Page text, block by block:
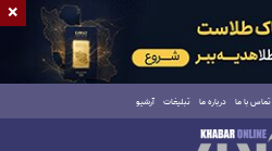
تماس با ما درباره ما تبلیغات آرشیو
×